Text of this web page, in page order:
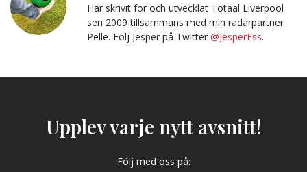
Har skrivit för och utvecklat Totaal Liverpool
sen 2009 tillsammans med min radarpartner
Pelle. Följ Jesper på Twitter @JesperEss.
Upplev varje nytt avsnitt!
Följ med oss på: